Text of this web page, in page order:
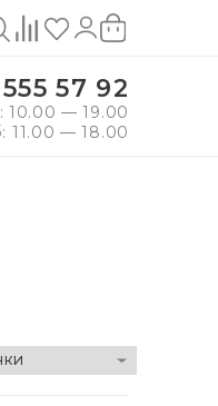
57 92
10.00 — 19.00
11.00 — 18.00